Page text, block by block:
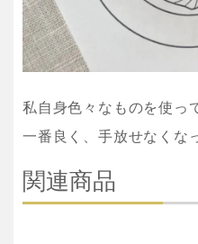
私自身色々なものを使っ
一番良く、手放せなくな
関連商品